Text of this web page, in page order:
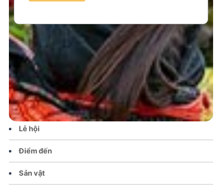
Trang chủ
Tin tức – Sự kiện
Chính sách
Văn hoá – Đời sống
Lễ hội
Điểm đến
Sản vật